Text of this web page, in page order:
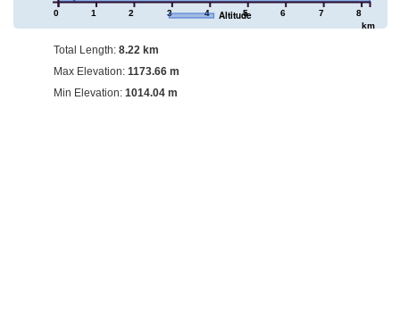
0 1 2 3 4 5 6 7 8
km
Altitude
Total Length: 8.22 km
Max Elevation: 1173.66 m
Min Elevation: 1014.04 m